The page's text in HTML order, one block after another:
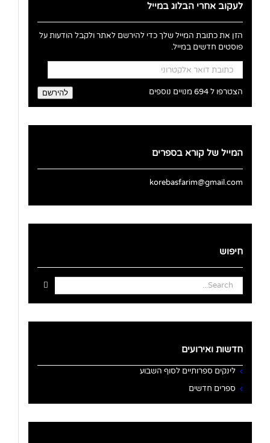
לעקוב אחרי הבלוג במייל
הזן את כתובת המייל שלך כדי להירשם לאתר ולקבל הודעות על
פוסטים חדשים במייל.
כתובת
דואר
אלקטרוני
להירשם הצטרפו ל 694 מנויים נוספים
המייל של קורא בספרים
korebasfarim@gmail.com
חיפוש
Search
for:
חדשות ואירועים
לינקים ספרותיים לסוף השבוע
ספרים חדשים